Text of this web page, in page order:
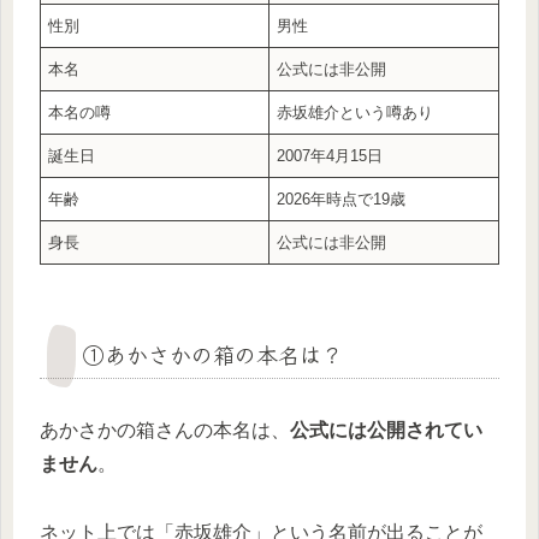
性別 男性
本名 公式には非公開
本名の噂 赤坂雄介という噂あり
誕生日 2007年4月15日
年齢 2026年時点で19歳
身長 公式には非公開
①あかさかの箱の本名は？
あかさかの箱さんの本名は、 公式には公開されてい
ません。
ネット上では「赤坂雄介」という名前が出ることが